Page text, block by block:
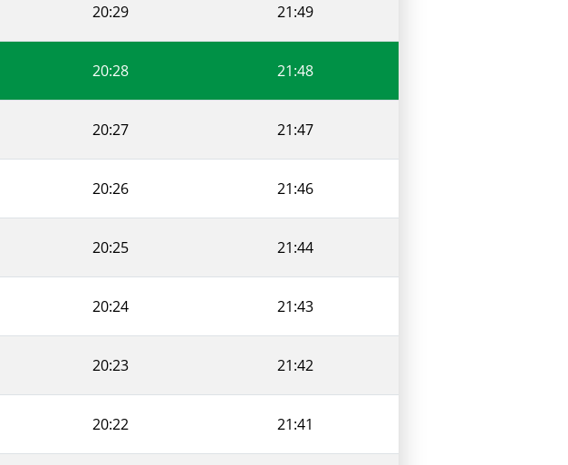
20:29 21:49
20:28 21:48
20:27 21:47
20:26 21:46
20:25 21:44
20:24 21:43
20:23 21:42
20:22 21:41